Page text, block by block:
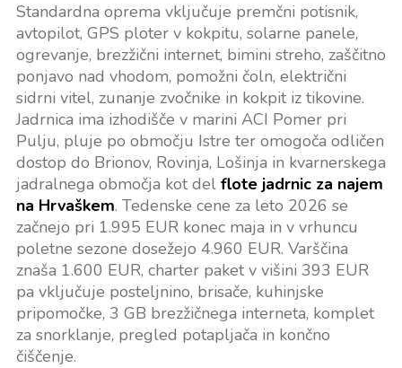
Standardna oprema vključuje premčni potisnik,
avtopilot, GPS ploter v kokpitu, solarne panele,
ogrevanje, brezžični internet, bimini streho, zaščitno
ponjavo nad vhodom, pomožni čoln, električni
sidrni vitel, zunanje zvočnike in kokpit iz tikovine.
Jadrnica ima izhodišče v marini ACI Pomer pri
Pulju, pluje po območju Istre ter omogoča odličen
dostop do Brionov, Rovinja, Lošinja in kvarnerskega
jadralnega območja kot del flote jadrnic za najem
na Hrvaškem. Tedenske cene za leto 2026 se
začnejo pri 1.995 EUR konec maja in v vrhuncu
poletne sezone dosežejo 4.960 EUR. Varščina
znaša 1.600 EUR, charter paket v višini 393 EUR
pa vključuje posteljnino, brisače, kuhinjske
pripomočke, 3 GB brezžičnega interneta, komplet
za snorklanje, pregled potapljača in končno
čiščenje.